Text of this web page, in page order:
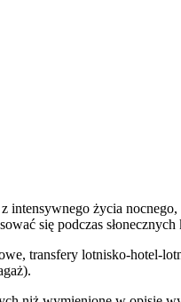
intensywnego życia
się podczas
transfery lotnisko-hotel-